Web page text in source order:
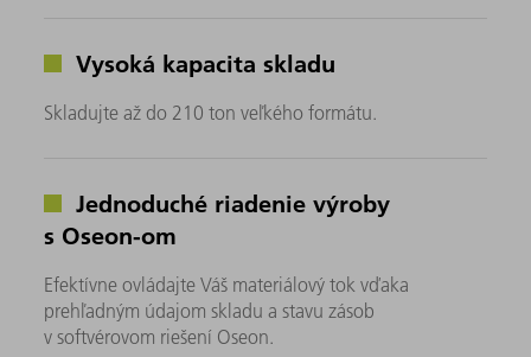
Vysoká kapacita skladu
Skladujte až do 210 ton veľkého formátu.
Jednoduché riadenie výroby
s Oseon-om
Efektívne ovládajte Váš materiálový tok vďaka
prehľadným údajom skladu a stavu zásob
v softvérovom riešení Oseon.